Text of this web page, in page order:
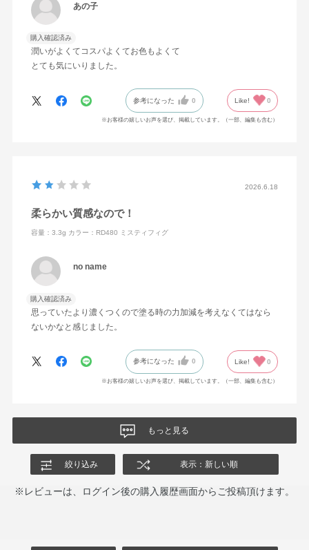
あの子
購入確認済み
潤いがよくてコスパよくてお色もよくて
とても気にいりました。
参考になった 0 Like! 0
※お客様の嬉しいお声を選び、掲載しています。（一部、編集も含む）
2026.6.18
柔らかい質感なので！
容量：3.3g カラー：RD480 ミスティフィグ
no name
購入確認済み
思っていたより濃くつくので塗る時の力加減を考えなくてはなら
ないかなと感じました。
参考になった 0 Like! 0
※お客様の嬉しいお声を選び、掲載しています。（一部、編集も含む）
もっと見る
絞り込み 表示：新しい順
※レビューは、ログイン後の購入履歴画面からご投稿頂けます。